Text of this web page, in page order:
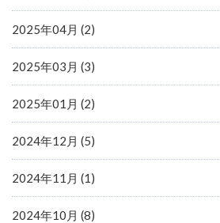
2025年04月 (2)
2025年03月 (3)
2025年01月 (2)
2024年12月 (5)
2024年11月 (1)
2024年10月 (8)